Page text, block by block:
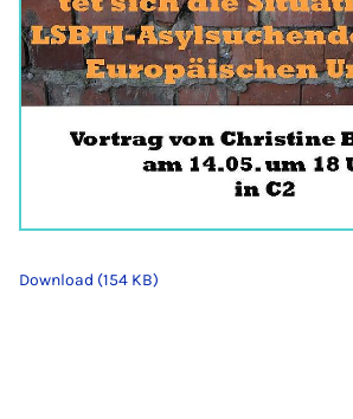
Download (154 KB)